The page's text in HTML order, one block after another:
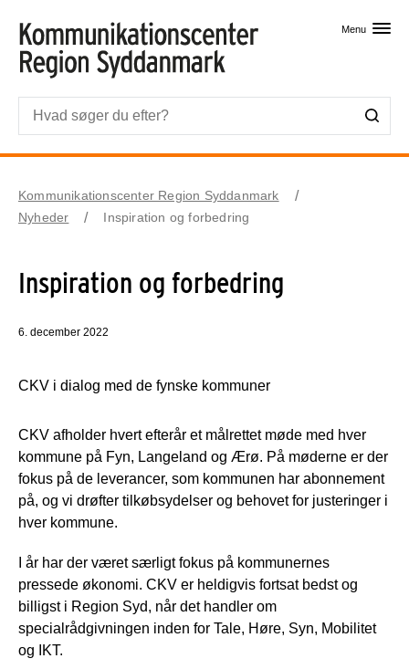
Menu
Kommunikationscenter Region Syddanmark
Nyheder
Inspiration og forbedring
Inspiration og forbedring
6. december 2022
CKV i dialog med de fynske kommuner
CKV afholder hvert efterår et målrettet møde med hver
kommune på Fyn, Langeland og Ærø. På møderne er der
fokus på de leverancer, som kommunen har abonnement
på, og vi drøfter tilkøbsydelser og behovet for justeringer i
hver kommune.
I år har der været særligt fokus på kommunernes
pressede økonomi. CKV er heldigvis fortsat bedst og
billigst i Region Syd, når det handler om
specialrådgivningen inden for Tale, Høre, Syn, Mobilitet
og IKT.